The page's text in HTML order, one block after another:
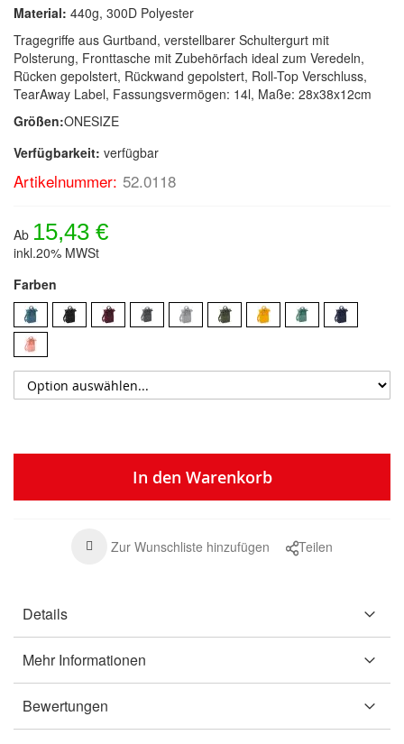
Material: 440g, 300D Polyester
Tragegriffe aus Gurtband, verstellbarer Schultergurt mit
Polsterung, Fronttasche mit Zubehörfach ideal zum Veredeln,
Rücken gepolstert, Rückwand gepolstert, Roll-Top Verschluss,
TearAway Label, Fassungsvermögen: 14l, Maße: 28x38x12cm
Größen:ONESIZE
Verfügbarkeit: verfügbar
Artikelnummer: 52.0118
Ab 15,43 €
inkl.20% MWSt
Farben
In den Warenkorb
Zur Wunschliste hinzufügen Teilen
Details
Mehr Informationen
Bewertungen